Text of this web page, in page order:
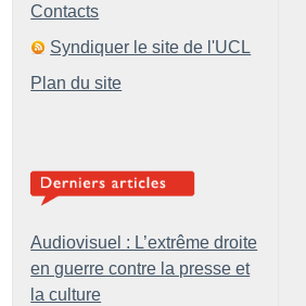
Contacts
Syndiquer le site de l'UCL
Plan du site
Audiovisuel : L’extrême droite
en guerre contre la presse et
la culture